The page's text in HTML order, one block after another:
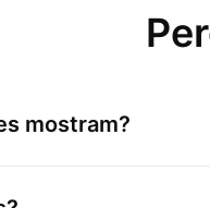
mostram?